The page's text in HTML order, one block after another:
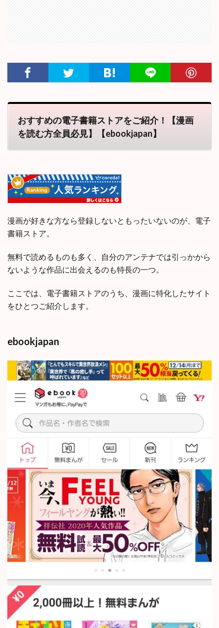
おすすめの電子書籍ストアをご紹介！【漫画
を読む方全員必見】【ebookjapan】
漫画が好きな方なら登録しないともったいないのが、電子
書籍ストア。
無料で読めるものも多く、自分のアンテナでは引っかから
ないような作品に出会えるのも特長の一つ。
ここでは、電子書籍ストアのうち、漫画に特化したサイト
をひとつご紹介します。
ebookjapan